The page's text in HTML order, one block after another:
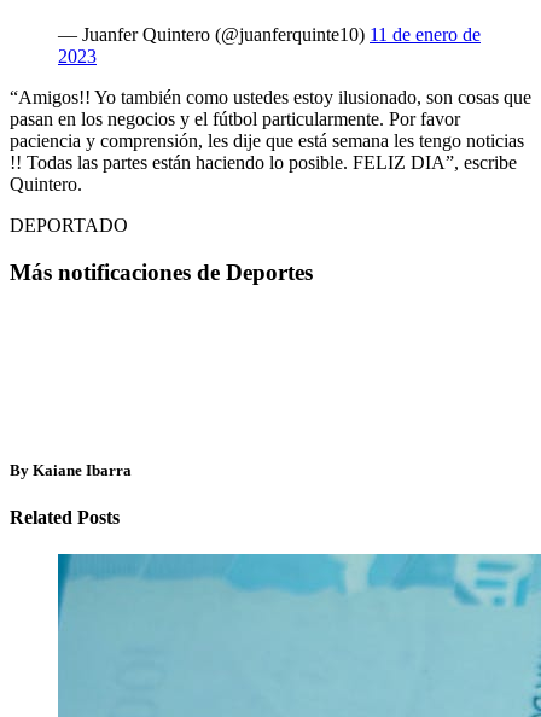
— Juanfer Quintero (@juanferquinte10) 11 de enero de
2023
“Amigos!! Yo también como ustedes estoy ilusionado, son cosas que
pasan en los negocios y el fútbol particularmente. Por favor
paciencia y comprensión, les dije que está semana les tengo noticias
!! Todas las partes están haciendo lo posible. FELIZ DIA”, escribe
Quintero.
DEPORTADO
Más notificaciones de Deportes
By Kaiane Ibarra
Related Posts